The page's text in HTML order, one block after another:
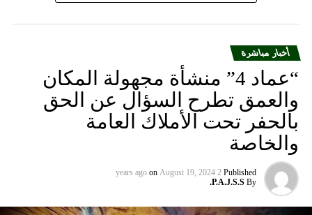
أخبار مباشرة
“عماد 4” منشأة مجهولة المكان
والعمق تطرح السؤال عن الحق
بالحفر تحت الأملاك العامة
والخاصة
Published
2 years ago
on August 19, 2024
By
P.A.J.S.S.